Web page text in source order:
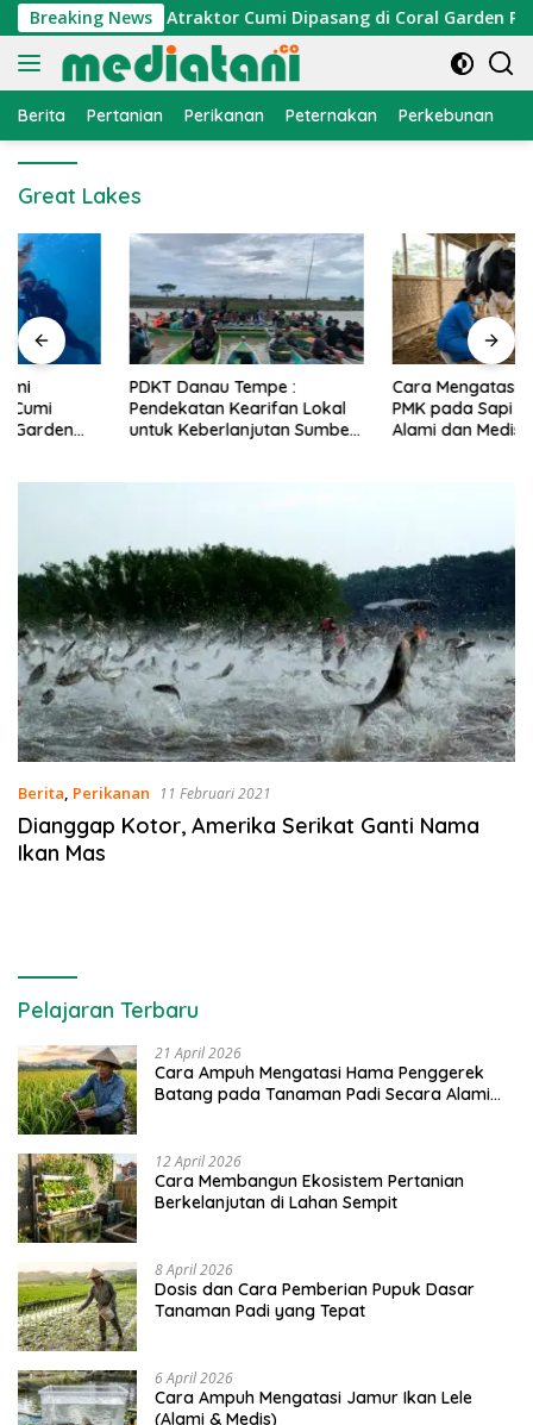
Langsung
ke
konten
Breaking News
Nelayan, Atraktor Cumi Dipasang di Coral Garden Pulau
Berita Pertanian Perikanan Peternakan Perkebunan
Great Lakes
PDKT Danau Tempe :
Pendekatan Kearifan Lokal
untuk Keberlanjutan Sumber
Cara Mengatasi Penyakit
PMK pada Sapi Perah Secara
Alami dan Medis
Berita, Perikanan 11 Februari 2021
Dianggap Kotor, Amerika Serikat Ganti Nama
Ikan Mas
Pelajaran Terbaru
21 April 2026
Cara Ampuh Mengatasi Hama Penggerek
Batang pada Tanaman Padi Secara Alami
12 April 2026
Cara Membangun Ekosistem Pertanian
Berkelanjutan di Lahan Sempit
8 April 2026
Dosis dan Cara Pemberian Pupuk Dasar
Tanaman Padi yang Tepat
6 April 2026
Cara Ampuh Mengatasi Jamur Ikan Lele
(Alami & Medis)